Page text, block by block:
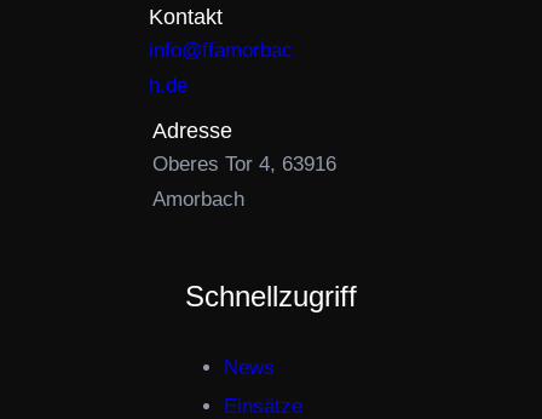
Kontakt
info@ffamorbac
h.de
Adresse
Oberes Tor 4, 63916
Amorbach
Schnellzugriff
News
Einsätze